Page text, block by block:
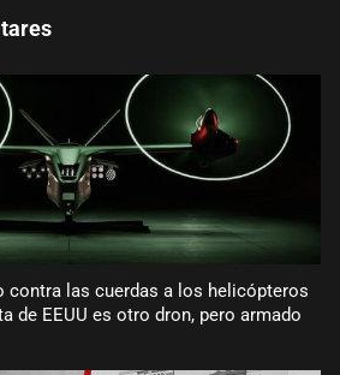
contra las cuerdas a los helicópteros
de EEUU es otro dron, pero armado